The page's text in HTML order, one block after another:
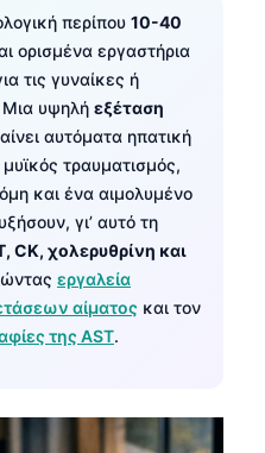
περίπου 10-40
ορισμένα εργαστήρια
τις γυναίκες ή
Μια υψηλή εξέταση
αυτόματα ηπατική
τραυματισμός,
και ένα αιμολυμένο
γι’ αυτό τη
CK, χολερυθρίνη και
εργαλεία
αίματος και τον
της AST.